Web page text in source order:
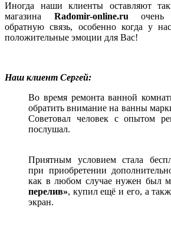
Иногда наши клиенты оставляют
магазина Radomir-online.ru очень
обратную связь, особенно когда у
положительные эмоции для Вас!
Наш клиент Сергей:
Во время ремонта ванной
обратить внимание на ванны
Советовал человек с опытом
послушал.
Приятным условием стала
при приобретении
как в любом случае нужен был
перелив», купил ещё и его, а
экран.